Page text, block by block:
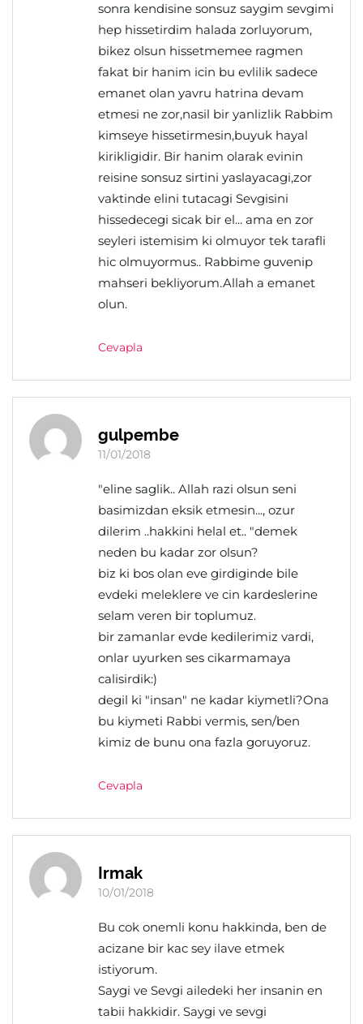
sonra kendisine sonsuz saygim sevgimi
hep hissetirdim halada zorluyorum,
bikez olsun hissetmemee ragmen
fakat bir hanim icin bu evlilik sadece
emanet olan yavru hatrina devam
etmesi ne zor,nasil bir yanlizlik Rabbim
kimseye hissetirmesin,buyuk hayal
kirikligidir. Bir hanim olarak evinin
reisine sonsuz sirtini yaslayacagi,zor
vaktinde elini tutacagi Sevgisini
hissedecegi sicak bir el... ama en zor
seyleri istemisim ki olmuyor tek tarafli
hic olmuyormus.. Rabbime guvenip
mahseri bekliyorum.Allah a emanet
olun.
Cevapla
gulpembe
11/01/2018
"eline saglik.. Allah razi olsun seni
basimizdan eksik etmesin..., ozur
dilerim ..hakkini helal et.. "demek
neden bu kadar zor olsun?
biz ki bos olan eve girdiginde bile
evdeki meleklere ve cin kardeslerine
selam veren bir toplumuz.
bir zamanlar evde kedilerimiz vardi,
onlar uyurken ses cikarmamaya
calisirdik:)
degil ki "insan" ne kadar kiymetli?Ona
bu kiymeti Rabbi vermis, sen/ben
kimiz de bunu ona fazla goruyoruz.
Cevapla
Irmak
10/01/2018
Bu cok onemli konu hakkinda, ben de
acizane bir kac sey ilave etmek
istiyorum.
Saygi ve Sevgi ailedeki her insanin en
tabii hakkidir. Saygi ve sevgi